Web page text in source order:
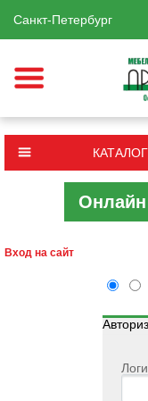
Санкт-Петербург
КАТАЛОГ
Онлайн
Вход на сайт